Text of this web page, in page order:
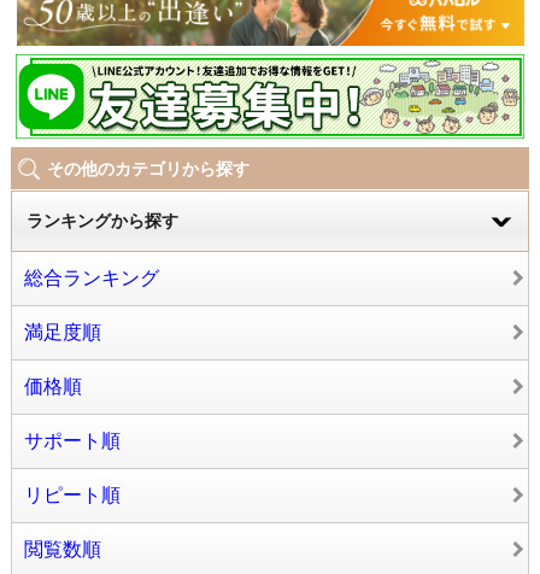
その他のカテゴリから探す
ランキングから探す
総合ランキング
満足度順
価格順
サポート順
リピート順
閲覧数順